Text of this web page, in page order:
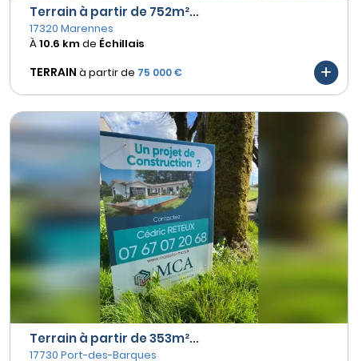
Terrain à partir de 752m²...
17320 Marennes
À10.6 kmde Échillais
TERRAIN à partir de 75 000 €
Terrain à partir de 353m²...
17730 Port-des-Barques